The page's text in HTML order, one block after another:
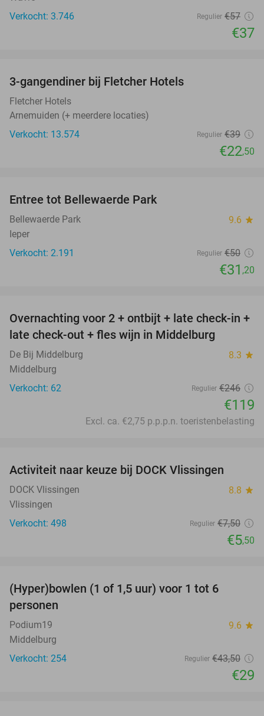
Verkocht: 3.746
Regulier €57
€37
3-gangendiner bij Fletcher Hotels
Fletcher Hotels
Arnemuiden (+ meerdere locaties)
Verkocht: 13.574
Regulier €39
€22,50
Entree tot Bellewaerde Park
Bellewaerde Park 9.6 star
Ieper
Verkocht: 2.191
Regulier €50
€31 ,20
52%
Overnachting voor 2 + ontbijt + late check-in +
late check-out + fles wijn in Middelburg
De Bij Middelburg 8.3 star
Middelburg
Verkocht: 62
Regulier €246
€119
Excl. ca. €2,75 p.p.p.n. toeristenbelasting
Activiteit naar keuze bij DOCK Vlissingen
DOCK Vlissingen 8.8 star
Vlissingen
Verkocht: 498
Regulier €7,50
€5,50
(Hyper)bowlen (1 of 1,5 uur) voor 1 tot 6
personen
Podium19 9.6 star
Middelburg
Verkocht: 254
Regulier €43,50
€29